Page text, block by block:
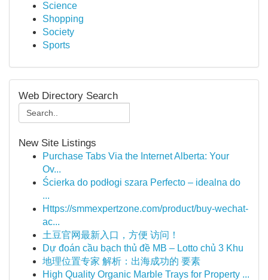
Science
Shopping
Society
Sports
Web Directory Search
New Site Listings
Purchase Tabs Via the Internet Alberta: Your
Ov...
Ścierka do podłogi szara Perfecto – idealna do
...
Https://smmexpertzone.com/product/buy-wechat-
ac...
土豆官网最新入口，方便 访问！
Dự đoán cầu bạch thủ đề MB – Lotto chủ 3 Khu
地理位置专家 解析：出海成功的 要素
High Quality Organic Marble Trays for Property ...